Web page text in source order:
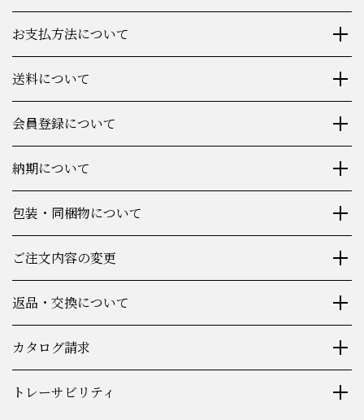
お支払方法について
送料について
会員登録について
納期について
包装・同梱物について
ご注文内容の変更
返品・交換について
カタログ請求
トレーサビリティ